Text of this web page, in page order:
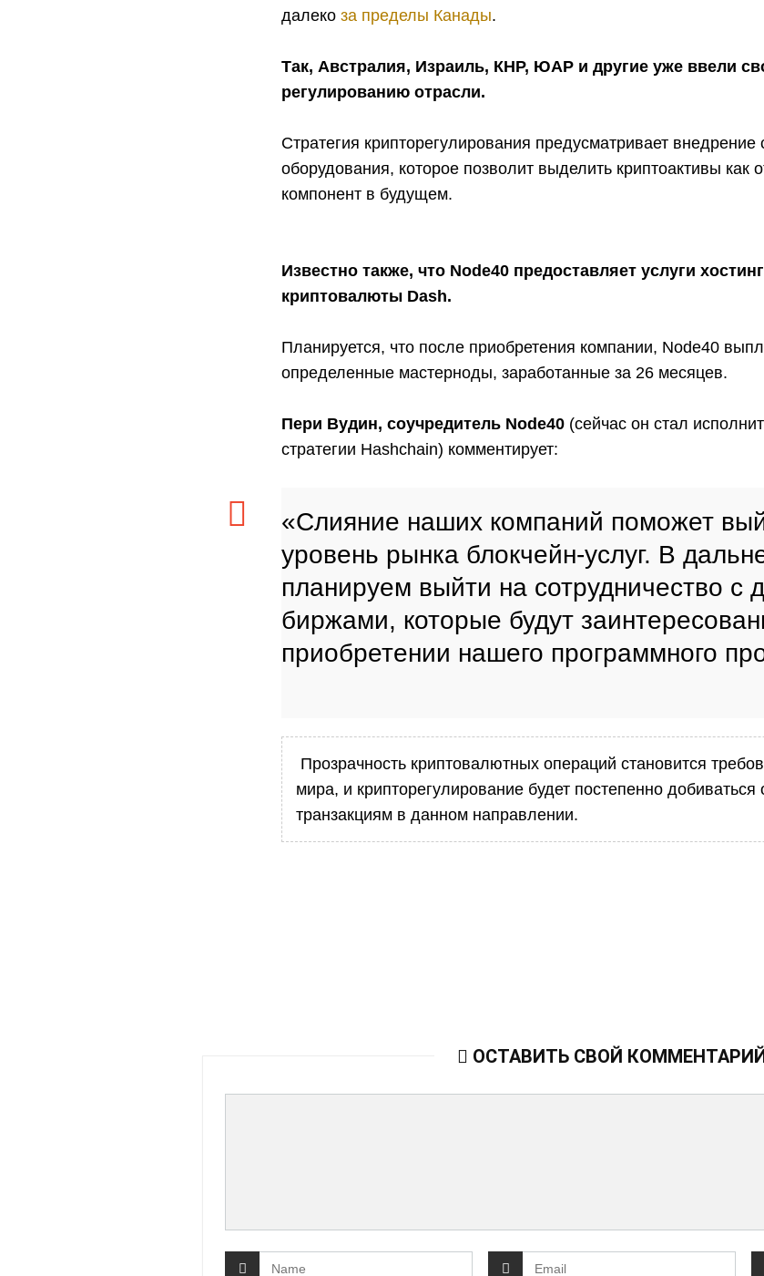
далекоза пределы Канады.
Так, Австралия, Израиль, КНР, ЮАР и другие уже ввели
регулированию отрасли.
Стратегия крипторегулирования предусматривает внедрение
оборудования, которое позволит выделить криптоактивы как
компонент в будущем.
Известно также, что Node40 предоставляет услуги
криптовалюты Dash.
Планируется, что после приобретения компании, Node40
определенные мастерноды, заработанные за 26 месяцев.
Пери Вудин, соучредитель Node40 (сейчас он стал
стратегии Hashchain) комментирует:
«Слияние наших компаний поможет
уровень рынка блокчейн-услуг. В
планируем выйти на сотрудничество с
биржами, которые будут
приобретении нашего программного
Прозрачность криптовалютных операций становится
мира, и крипторегулирование будет постепенно добиваться
транзакциям в данном направлении.
ОСТАВИТЬ СВОЙ